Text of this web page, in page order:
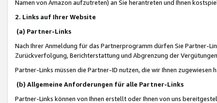
Namen von Amazon aufzutreten) an Sie herantreten und Ihnen
2. Links auf Ihrer Website
(a) Partner-Links
Nach Ihrer Anmeldung für das Partnerprogramm dürfen Sie Partner-
Zurückverfolgung, Berichterstattung und Abgrenzung der
Partner-Links müssen die Partner-ID nutzen, die wir Ihnen zugewiesen
(b) Allgemeine Anforderungen für alle Partner-Links
Partner-Links können von Ihnen erstellt oder Ihnen von uns